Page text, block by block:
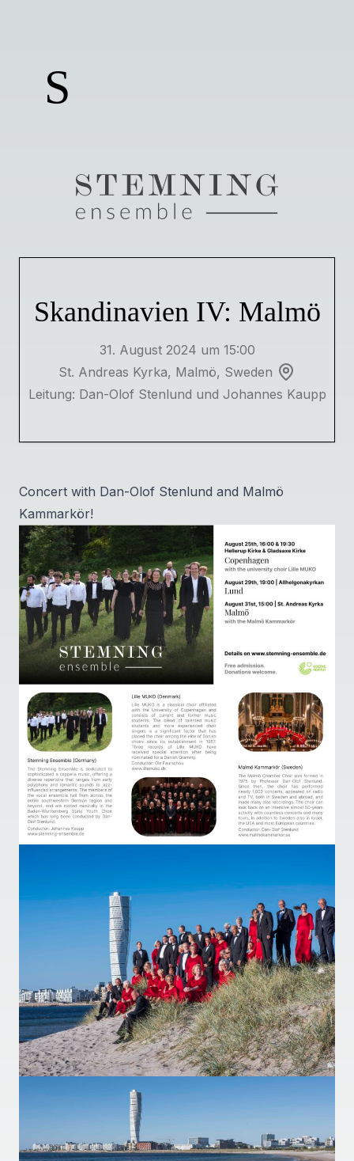
S
Skandinavien IV: Malmö
31. August 2024 um 15:00
St. Andreas Kyrka, Malmö, Sweden
Leitung: Dan-Olof Stenlund und Johannes Kaupp
Concert with Dan-Olof Stenlund and Malmö
Kammarkör!